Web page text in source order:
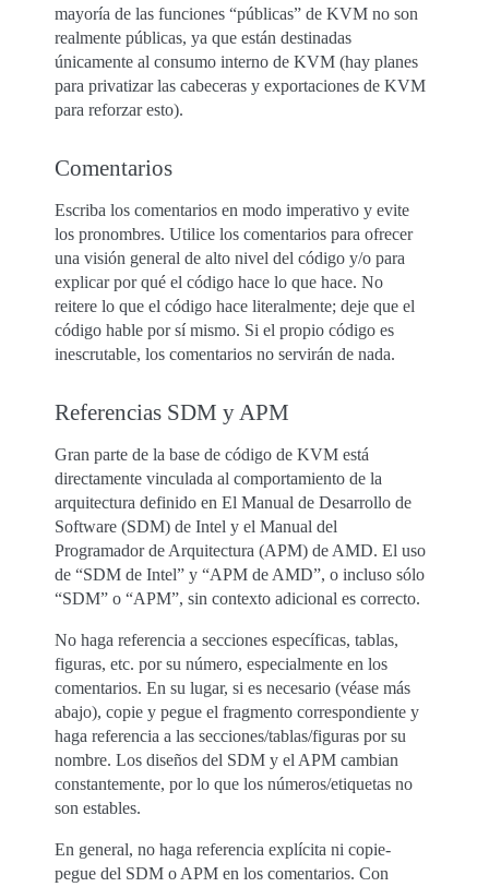
mayoría de las funciones “públicas” de KVM no son
realmente públicas, ya que están destinadas
únicamente al consumo interno de KVM (hay planes
para privatizar las cabeceras y exportaciones de KVM
para reforzar esto).
Comentarios
Escriba los comentarios en modo imperativo y evite
los pronombres. Utilice los comentarios para ofrecer
una visión general de alto nivel del código y/o para
explicar por qué el código hace lo que hace. No
reitere lo que el código hace literalmente; deje que el
código hable por sí mismo. Si el propio código es
inescrutable, los comentarios no servirán de nada.
Referencias SDM y APM
Gran parte de la base de código de KVM está
directamente vinculada al comportamiento de la
arquitectura definido en El Manual de Desarrollo de
Software (SDM) de Intel y el Manual del
Programador de Arquitectura (APM) de AMD. El uso
de “SDM de Intel” y “APM de AMD”, o incluso sólo
“SDM” o “APM”, sin contexto adicional es correcto.
No haga referencia a secciones específicas, tablas,
figuras, etc. por su número, especialmente en los
comentarios. En su lugar, si es necesario (véase más
abajo), copie y pegue el fragmento correspondiente y
haga referencia a las secciones/tablas/figuras por su
nombre. Los diseños del SDM y el APM cambian
constantemente, por lo que los números/etiquetas no
son estables.
En general, no haga referencia explícita ni copie-
pegue del SDM o APM en los comentarios. Con